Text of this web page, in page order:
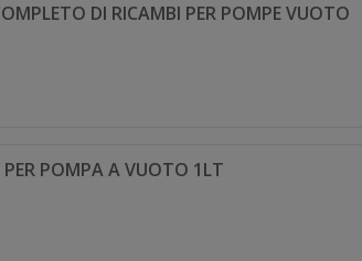
DI RICAMBI PER POMPE VUOTO
POMPA A VUOTO 1LT